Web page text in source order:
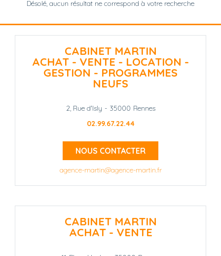
Désolé, aucun résultat ne correspond à votre recherche
CABINET MARTIN
ACHAT - VENTE - LOCATION -
GESTION - PROGRAMMES
NEUFS
2, Rue d'Isly - 35000 Rennes
02.99.67.22.44
NOUS CONTACTER
agence-martin@agence-martin.fr
CABINET MARTIN
ACHAT - VENTE